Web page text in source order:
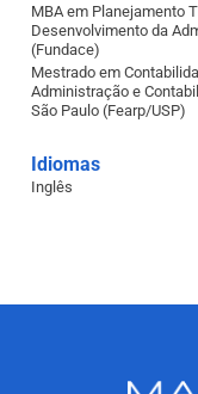
MBA em Planejamento
Desenvolvimento da
(Fundace)
Mestrado em
Administração e
São Paulo (Fearp/USP)
Idiomas
Inglês